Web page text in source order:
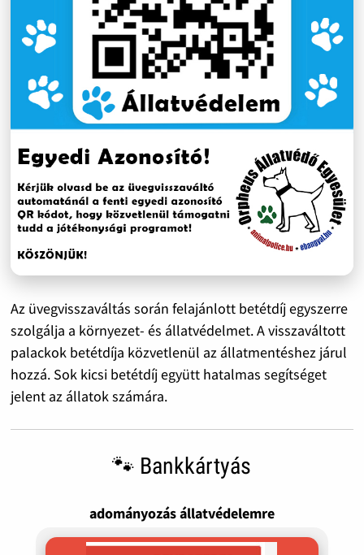
Az üvegvisszaváltás során felajánlott betétdíj egyszerre
szolgálja a környezet- és állatvédelmet. A visszaváltott
palackok betétdíja közvetlenül az állatmentéshez járul
hozzá. Sok kicsi betétdíj együtt hatalmas segítséget
jelent az állatok számára.
🐾 Bankkártyás
adományozás állatvédelemre